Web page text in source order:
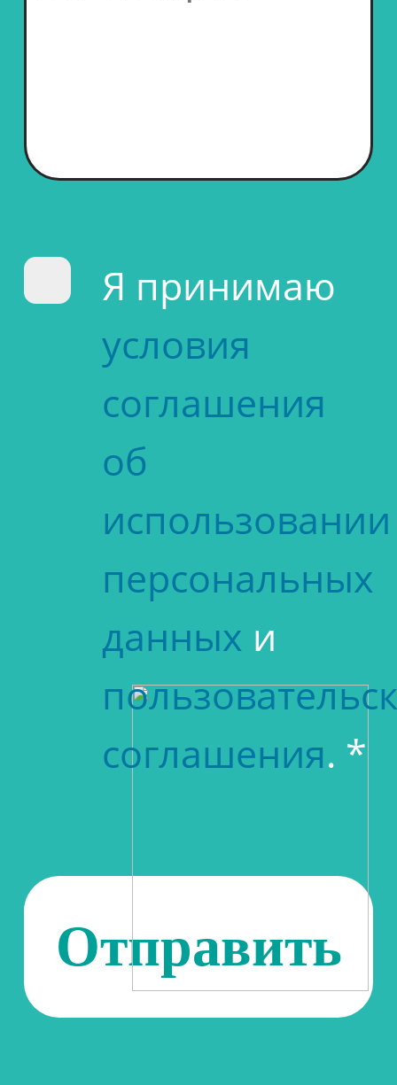
Я принимаю
условия
соглашения
об
использовании
персональных
данных и
соглашения. *